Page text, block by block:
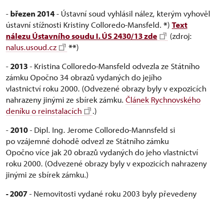
- březen 2014- Ústavní soud vyhlásil nález, kterým vyhověl
ústavní stížnosti Kristiny Colloredo-Mansfeld. *) Text
nálezu Ústavního soudu I. ÚS 2430/13 zde
(zdroj:
nalus.usoud.cz
**)
-2013- Kristina Colloredo-Mansfeld odvezla ze Státního
zámku Opočno 34 obrazů vydaných do jejího
vlastnictví roku 2000. (Odvezené obrazy byly v expozicích
nahrazeny jinými ze sbírek zámku. Článek Rychnovského
deníku o reinstalacích
.)
-2010- Dipl. Ing. Jerome Colloredo-Mannsfeld si
po vzájemné dohodě odvezl ze Státního zámku
Opočno více jak 20 obrazů vydaných do jeho vlastnictví
roku 2000. (Odvezené obrazy byly v expozicích nahrazeny
jinými ze sbírek zámku.)
- 2007- Nemovitosti vydané roku 2003 byly převedeny